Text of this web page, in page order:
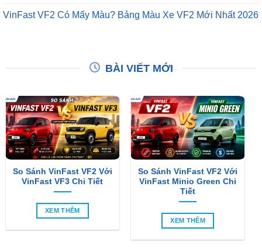
VinFast VF2 Có Mấy Màu? Bảng Màu Xe VF2 Mới Nhất 2026
BÀI VIẾT MỚI
So Sánh VinFast VF2 Với
VinFast VF3 Chi Tiết
XEM THÊM
So Sánh VinFast VF2 Với
VinFast Minio Green Chi
Tiết
XEM THÊM